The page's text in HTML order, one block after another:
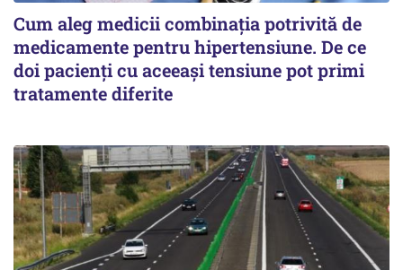
Cum aleg medicii combinația potrivită de
medicamente pentru hipertensiune. De ce
doi pacienți cu aceeași tensiune pot primi
tratamente diferite